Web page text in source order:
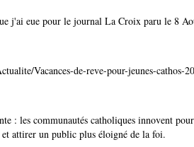
j'ai eue pour le journal La Croix paru le 8
Vacances-de-reve-pour-jeunes-cathos-
: les communautés catholiques innovent
et attirer un public plus éloigné de la foi.